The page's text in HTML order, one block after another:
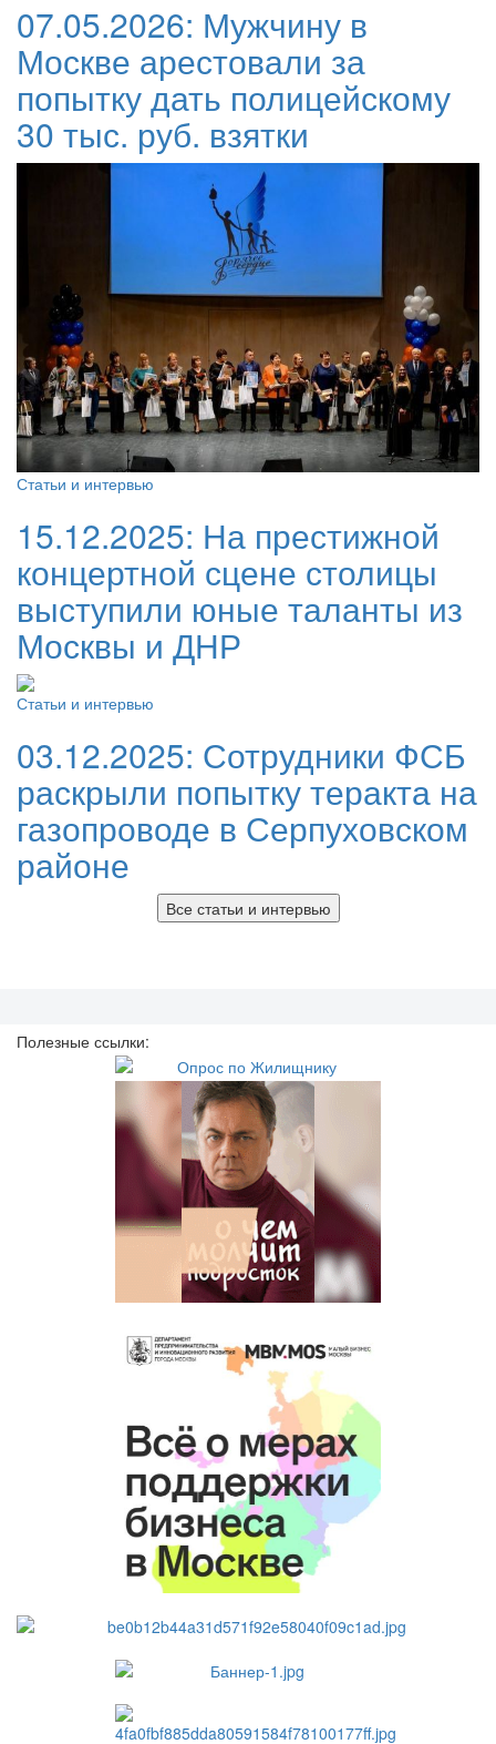
07.05.2026: Мужчину в
Москве арестовали за
попытку дать полицейскому
30 тыс. руб. взятки
Статьи и интервью
15.12.2025: На престижной
концертной сцене столицы
выступили юные таланты из
Москвы и ДНР
Статьи и интервью
03.12.2025: Сотрудники ФСБ
раскрыли попытку теракта на
газопроводе в Серпуховском
районе
Все статьи и интервью
Полезные ссылки: